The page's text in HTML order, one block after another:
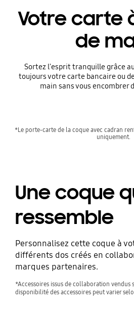
Votre carte
de
Sortez l'esprit tranquille grâce
toujours votre carte bancaire ou
main sans vous encombrer
*Le porte-carte de la coque avec cadran
uniquement.
Une coque
ressemble
Personnalisez cette coque à
différents dos créés en
marques partenaires.
*Accessoires issus de collaboration vendus
disponibilité des accessoires peut varier